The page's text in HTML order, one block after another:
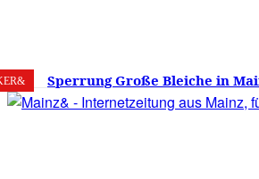
7. August 2026 28.4 Mainz
Sperrung Große Bleiche in
verwirrt, Mainzer stinksauer –